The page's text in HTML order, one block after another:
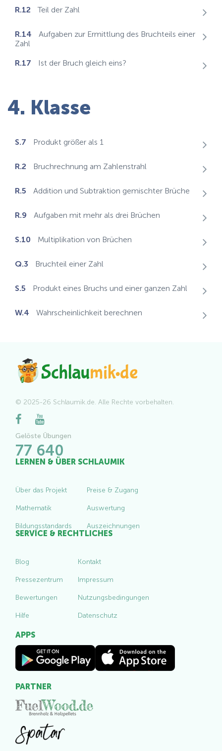
R.12 Teil der Zahl
R.14
Aufgaben zur Ermittlung des Bruchteils einer
Zahl
R.17 Ist der Bruch gleich eins?
4. Klasse
S.7 Produkt größer als 1
R.2 Bruchrechnung am Zahlenstrahl
R.5 Addition und Subtraktion gemischter Brüche
R.9 Aufgaben mit mehr als drei Brüchen
S.10 Multiplikation von Brüchen
Q.3 Bruchteil einer Zahl
S.5 Produkt eines Bruchs und einer ganzen Zahl
W.4 Wahrscheinlichkeit berechnen
© 2025-26 Schlaumik.de. Alle Rechte vorbehalten.
Gelöste Übungen
77 640
LERNEN & ÜBER SCHLAUMIK
Über das Projekt
Mathematik
Bildungsstandards
Preise & Zugang
Auswertung
Auszeichnungen
SERVICE & RECHTLICHES
Blog
Pressezentrum
Bewertungen
Hilfe
Kontakt
Impressum
Nutzungsbedingungen
Datenschutz
APPS
PARTNER